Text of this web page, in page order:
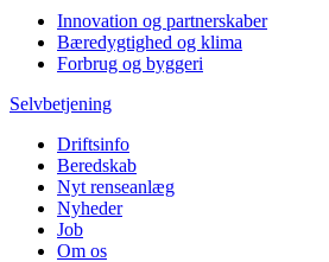
Innovation og partnerskaber
Bæredygtighed og klima
Forbrug og byggeri
Selvbetjening
Driftsinfo
Beredskab
Nyt renseanlæg
Nyheder
Job
Om os